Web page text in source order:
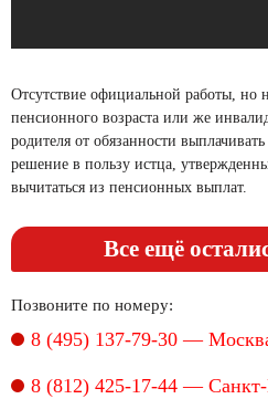
Отсутствие официальной работы,
пенсионного возраста или же
родителя от обязанности
решение в пользу истца,
вычитаться из пенсионных выплат.
Все ещё
Позвоните по номеру:
8 (495) 137-79-30 —
8 (812) 425-17-44 — Санкт-